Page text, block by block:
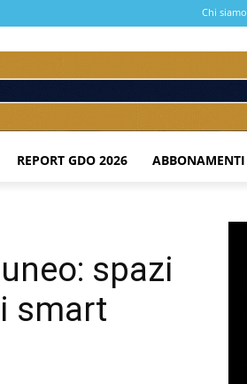
Chi siamo
REPORT GDO 2026 ABBONAMENTI
spazi
smart